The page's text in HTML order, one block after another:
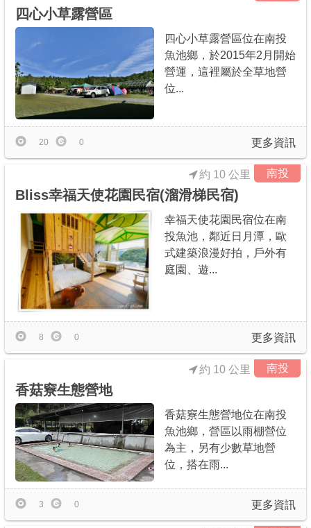
四心小草露營區
四心小草露營區位在南投
魚池鄉，於2015年2月開始
營運，這裡屬於全草地營
位...
更多資訊
20 0
南投
Bliss幸福天使花園民宿(溜滑梯民宿)
約 10 公里
幸福天使花園民宿位在南
投魚池，鄰近日月潭，歐
式建築浪漫好拍，戶外有
庭園、遊...
更多資訊
8 0
南投
香菇竂生態營地
約 10 公里
香菇竂生態營地位在南投
魚池鄉，營區以雨棚營位
為主，另有少數草地營
位，搭在雨...
更多資訊
3 0